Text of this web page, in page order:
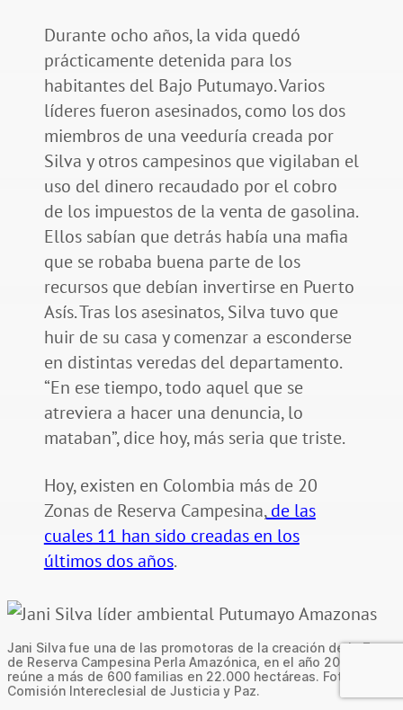
Durante ocho años, la vida quedó
prácticamente detenida para los
habitantes del Bajo Putumayo. Varios
líderes fueron asesinados, como los dos
miembros de una veeduría creada por
Silva y otros campesinos que vigilaban el
uso del dinero recaudado por el cobro
de los impuestos de la venta de gasolina.
Ellos sabían que detrás había una mafia
que se robaba buena parte de los
recursos que debían invertirse en Puerto
Asís. Tras los asesinatos, Silva tuvo que
huir de su casa y comenzar a esconderse
en distintas veredas del departamento.
“En ese tiempo, todo aquel que se
atreviera a hacer una denuncia, lo
mataban”, dice hoy, más seria que triste.
Hoy, existen en Colombia más de 20
Zonas de Reserva Campesina,de las
cuales 11 han sido creadas en los
últimos dos años.
Jani Silva fue una de las promotoras de la creación de la Zona
de Reserva Campesina Perla Amazónica, en el año 2000, que
reúne a más de 600 familias en 22.000 hectáreas. Foto:
Comisión Intereclesial de Justicia y Paz.